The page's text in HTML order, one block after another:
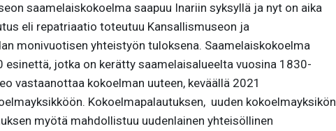
saamelaiskokoelma saapuu Inariin syksyllä ja nyt on aika
eli repatriaatio toteutuu Kansallismuseon ja
monivuotisen yhteistyön tuloksena. Saamelaiskokoelma
esinettä, jotka on kerätty saamelaisalueelta vuosina 1830-
vastaanottaa kokoelman uuteen, keväällä 2021
Kokoelmapalautuksen, uuden kokoelmayksikön
myötä mahdollistuu uudenlainen yhteisöllinen